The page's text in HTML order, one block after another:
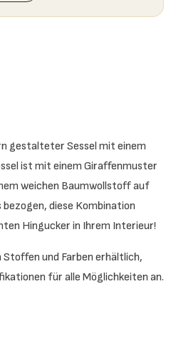
gestalteter Sessel mit einem
ist mit einem Giraffenmuster
weichen Baumwollstoff auf
diese Kombination
Hingucker in Ihrem Interieur!
und Farben erhältlich,
für alle Möglichkeiten an.